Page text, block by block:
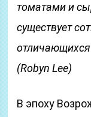
томатами и
существует
(Robyn Lee)
В эпоху